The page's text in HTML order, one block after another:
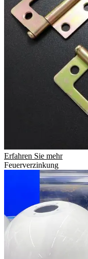
Erfahren Sie mehr
Feuerverzinkung